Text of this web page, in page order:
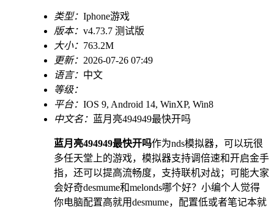
类型： Iphone游戏
版本： v4.73.7 测试版
大小： 763.2M
更新： 2026-07-26 07:49
语言： 中文
等级：
平台： IOS 9, Android 14, WinXP, Win8
中文名： 蓝月亮494949最快开吗
蓝月亮494949最快开吗作为nds模拟器，可以玩很
多任天堂上的游戏，模拟器支持调倍速和开启金手
指，还可以提高流畅度，支持联机对战；可能大家
会好奇desmume和melonds哪个好？小编个人觉得
你电脑配置高就用desmume，配置低或者笔记本就